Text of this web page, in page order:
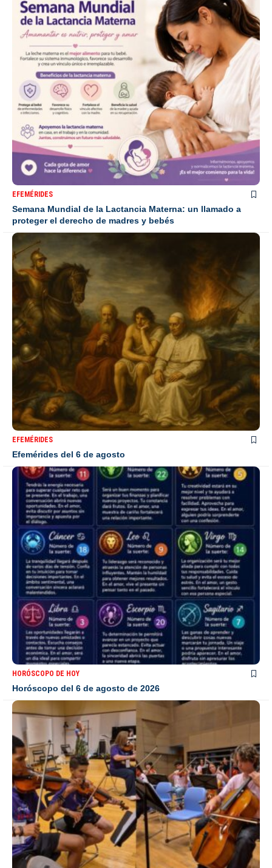
EFEMÉRIDES
Semana Mundial de la Lactancia Materna: un llamado a
proteger el derecho de madres y bebés
EFEMÉRIDES
Efemérides del 6 de agosto
HORÓSCOPO DE HOY
Horóscopo del 6 de agosto de 2026